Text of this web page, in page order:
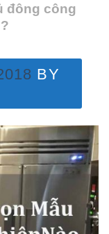
đông công
BY